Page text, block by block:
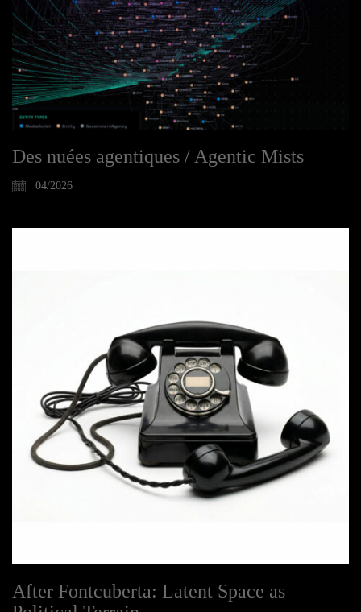
Des nuées agentiques / Agentic Mists
04/2026
After Fontcuberta: Latent Space as